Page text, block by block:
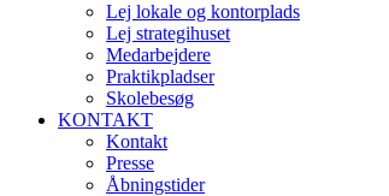
Lej lokale og kontorplads
Lej strategihuset
Medarbejdere
Praktikpladser
Skolebesøg
KONTAKT
Kontakt
Presse
Åbningstider